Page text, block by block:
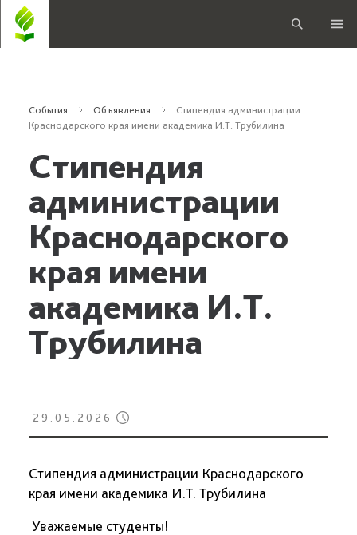
События Объявления
Стипендия администрации
Краснодарского края имени академика И.Т. Трубилина
Стипендия
администрации
Краснодарского
края имени
академика И.Т.
Трубилина
29.05.2026
Стипендия администрации Краснодарского
края имени академика И.Т. Трубилина
Уважаемые студенты!